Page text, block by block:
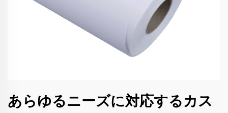
あらゆるニーズに対応するカス